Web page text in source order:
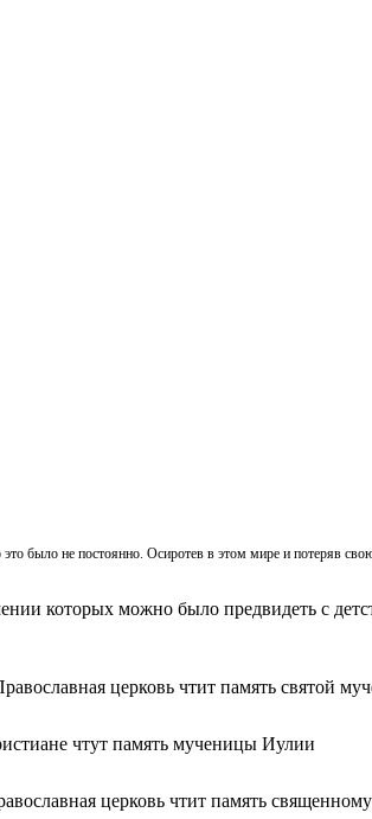
было не постоянно. Осиротев в этом мире и потеряв
которых можно было предвидеть с
церковь чтит память святой
чтут память мученицы Иулии
церковь чтит память